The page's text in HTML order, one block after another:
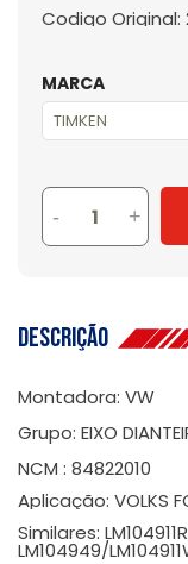
Codigo Original:
MARCA
- +
Descrição
Montadora: VW
Grupo: EIXO
NCM : 84822010
Aplicação: VOLKS
Similares:
LM104949/